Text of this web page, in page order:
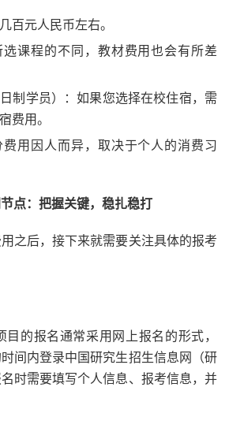
百元人民币左右。
选课程的不同，教材费用也会有所差
日制学员）：如果您选择在校住宿，需
费用。
费用因人而异，取决于个人的消费习
点：把握关键，稳扎稳打
之后，接下来就需要关注具体的报考
的报名通常采用网上报名的形式，
间内登录中国研究生招生信息网（研
时需要填写个人信息、报考信息，并